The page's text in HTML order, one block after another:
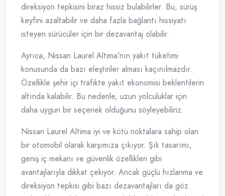
direksiyon tepkisini biraz hissiz bulabilirler. Bu, sürüş
keyfini azaltabilir ve daha fazla bağlantı hissiyatı
isteyen sürücüler için bir dezavantaj olabilir.
Ayrıca, Nissan Laurel Altima'nın yakıt tüketimi
konusunda da bazı eleştiriler alması kaçınılmazdır.
Özellikle şehir içi trafikte yakıt ekonomisi beklentilerin
altında kalabilir. Bu nedenle, uzun yolculuklar için
daha uygun bir seçenek olduğunu söyleyebiliriz.
Nissan Laurel Altima iyi ve kötü noktalara sahip olan
bir otomobil olarak karşımıza çıkıyor. Şık tasarımı,
geniş iç mekanı ve güvenlik özellikleri gibi
avantajlarıyla dikkat çekiyor. Ancak güçlü hızlanma ve
direksiyon tepkisi gibi bazı dezavantajları da göz